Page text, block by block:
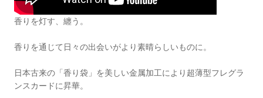
香りを灯す、纏う。
香りを通じて日々の出会いがより素晴らしいものに。
日本古来の「香り袋」を美しい金属加工により超薄型フレグラ
ンスカードに昇華。